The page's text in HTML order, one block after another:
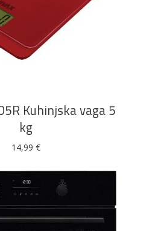
U KOŠARICU
Kuhinjska vaga 5
kg
14,99 €